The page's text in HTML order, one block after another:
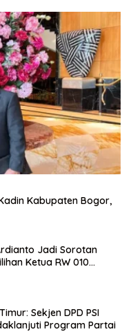
Kabupaten Bogor,
Jadi Sorotan
Ketua RW 010
Sekjen DPD PSI
Program Partai